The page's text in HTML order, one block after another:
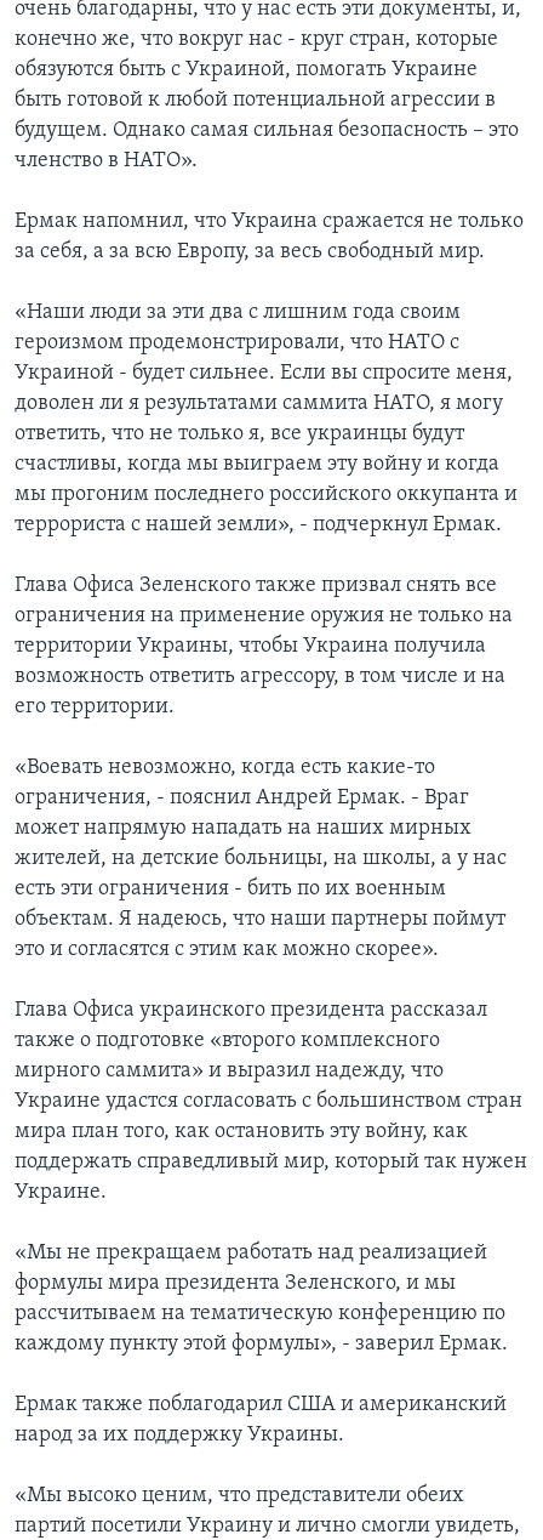
очень благодарны, что у нас есть эти документы, и,
конечно же, что вокруг нас - круг стран, которые
обязуются быть с Украиной, помогать Украине
быть готовой к любой потенциальной агрессии в
будущем. Однако самая сильная безопасность – это
членство в НАТО».
Ермак напомнил, что Украина сражается не только
за себя, а за всю Европу, за весь свободный мир.
«Наши люди за эти два с лишним года своим
героизмом продемонстрировали, что НАТО с
Украиной - будет сильнее. Если вы спросите меня,
доволен ли я результатами саммита НАТО, я могу
ответить, что не только я, все украинцы будут
счастливы, когда мы выиграем эту войну и когда
мы прогоним последнего российского оккупанта и
террориста с нашей земли», - подчеркнул Ермак.
Глава Офиса Зеленского также призвал снять все
ограничения на применение оружия не только на
территории Украины, чтобы Украина получила
возможность ответить агрессору, в том числе и на
его территории.
«Воевать невозможно, когда есть какие-то
ограничения, - пояснил Андрей Ермак. - Враг
может напрямую нападать на наших мирных
жителей, на детские больницы, на школы, а у нас
есть эти ограничения - бить по их военным
объектам. Я надеюсь, что наши партнеры поймут
это и согласятся с этим как можно скорее».
Глава Офиса украинского президента рассказал
также о подготовке «второго комплексного
мирного саммита» и выразил надежду, что
Украине удастся согласовать с большинством стран
мира план того, как остановить эту войну, как
поддержать справедливый мир, который так нужен
Украине.
«Мы не прекращаем работать над реализацией
формулы мира президента Зеленского, и мы
рассчитываем на тематическую конференцию по
каждому пункту этой формулы», - заверил Ермак.
Ермак также поблагодарил США и американский
народ за их поддержку Украины.
«Мы высоко ценим, что представители обеих
партий посетили Украину и лично смогли увидеть,